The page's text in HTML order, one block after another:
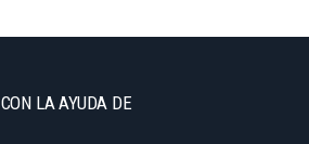
CON LA AYUDA DE